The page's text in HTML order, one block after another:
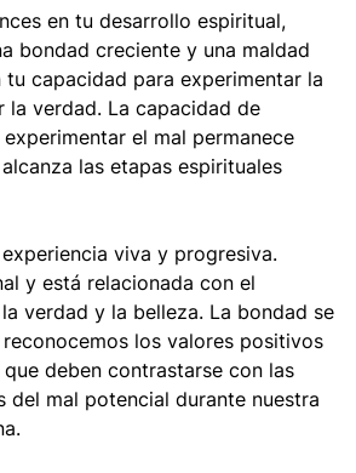
en tu desarrollo espiritual,
bondad creciente y una maldad
tu capacidad para experimentar la
la verdad. La capacidad de
el mal permanece
las etapas espirituales
viva y progresiva.
y está relacionada con el
verdad y la belleza. La bondad se
los valores positivos
deben contrastarse con las
del mal potencial durante nuestra